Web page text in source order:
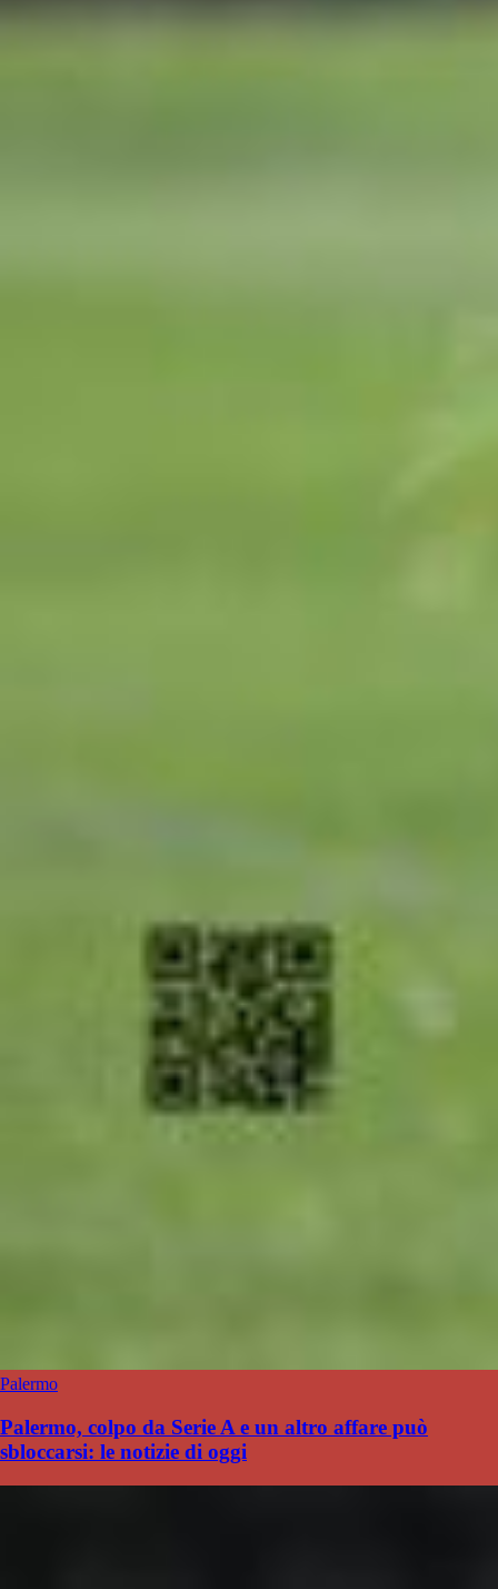
Palermo
Palermo, colpo da Serie A e un altro affare può
sbloccarsi: le notizie di oggi